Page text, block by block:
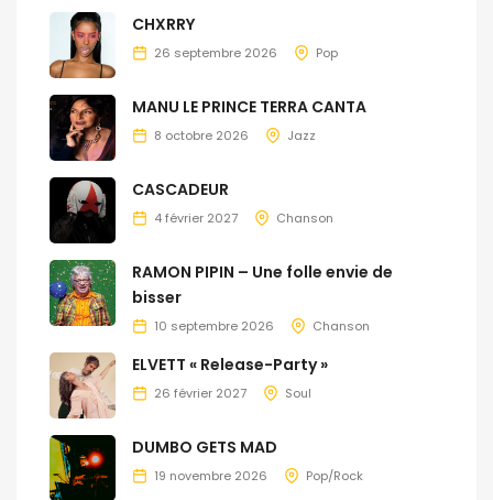
CHXRRY
26 septembre 2026 Pop
MANU LE PRINCE TERRA CANTA
8 octobre 2026 Jazz
CASCADEUR
4 février 2027 Chanson
RAMON PIPIN – Une folle envie de
bisser
10 septembre 2026 Chanson
ELVETT « Release-Party »
26 février 2027 Soul
DUMBO GETS MAD
19 novembre 2026 Pop/Rock